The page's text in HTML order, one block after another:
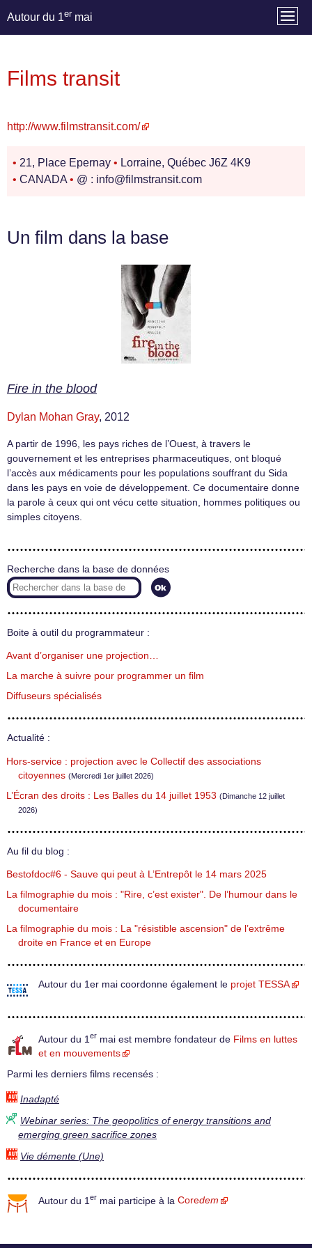
Autour du 1er mai
Films transit
http://www.filmstransit.com/
• 21, Place Epernay • Lorraine, Québec J6Z 4K9
• CANADA • @ : info@filmstransit.com
Un film dans la base
Fire in the blood
Dylan Mohan Gray, 2012
A partir de 1996, les pays riches de l’Ouest, à travers le
gouvernement et les entreprises pharmaceutiques, ont bloqué
l’accès aux médicaments pour les populations souffrant du Sida
dans les pays en voie de développement. Ce documentaire donne
la parole à ceux qui ont vécu cette situation, hommes politiques ou
simples citoyens.
Recherche dans la base de données
Boite à outil du programmateur :
Avant d’organiser une projection…
La marche à suivre pour programmer un film
Diffuseurs spécialisés
Actualité :
Hors-service : projection avec le Collectif des associations
citoyennes (Mercredi 1er juillet 2026)
L’Écran des droits : Les Balles du 14 juillet 1953 (Dimanche 12 juillet
2026)
Au fil du blog :
Bestofdoc#6 - Sauve qui peut à L’Entrepôt le 14 mars 2025
La filmographie du mois : "Rire, c’est exister". De l’humour dans le
documentaire
La filmographie du mois : La "résistible ascension" de l’extrême
droite en France et en Europe
Autour du 1er mai coordonne également le projet TESSA
Autour du 1 er mai est membre fondateur de Films en luttes
et en mouvements
Parmi les derniers films recensés :
Inadapté
Webinar series: The geopolitics of energy transitions and
emerging green sacrifice zones
Vie démente (Une)
Autour du 1 er mai participe à la Coredem